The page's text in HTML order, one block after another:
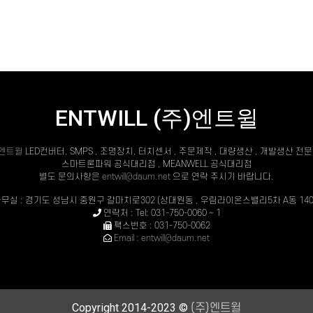
ENTWILL (주)엔트윌
트윌 LED컨버터, SMPS , 조명장치, 터치센서 , 주문제작 , 대량생산 , 개발생산 전문
스마트론파워 공식대리점 , MEANWELL 공식대리점
별도 문의사항은 entwill@daum.net 으로 연락 주시기 바랍니다.
실 : 경기도 성남시 중원구 갈마치로302 (상대원동 , 우림라이온스밸리5차 A동
연락처 : Tel: 031-750-0060 ~ 1
팩스번호 : 031-750-0062
Email : entwill@daum.net
Copyright 2014-2023 © (주)엔트윌